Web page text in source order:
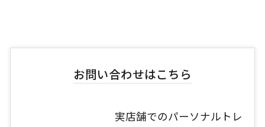
お問い合わせはこちら
実店舗でのパーソナルトレ